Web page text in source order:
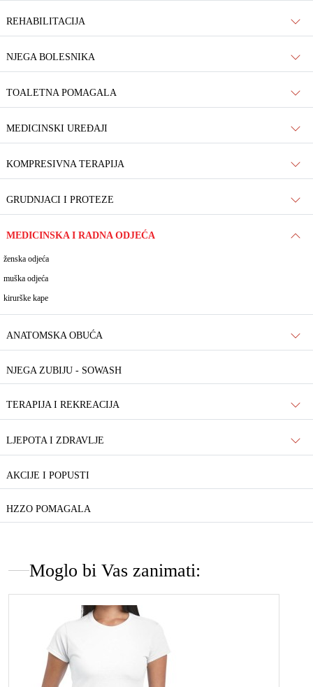
REHABILITACIJA
NJEGA BOLESNIKA
TOALETNA POMAGALA
MEDICINSKI UREĐAJI
KOMPRESIVNA TERAPIJA
GRUDNJACI I PROTEZE
MEDICINSKA I RADNA ODJEĆA
ženska odjeća
muška odjeća
kirurške kape
ANATOMSKA OBUĆA
NJEGA ZUBIJU - SOWASH
TERAPIJA I REKREACIJA
LJEPOTA I ZDRAVLJE
AKCIJE I POPUSTI
HZZO POMAGALA
Moglo bi Vas zanimati: